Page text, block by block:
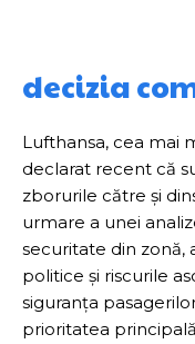
decizia
Lufthansa, cea mai
declarat recent că
zborurile către și
urmare a unei
securitate din zonă,
politice și riscurile
siguranța
prioritatea